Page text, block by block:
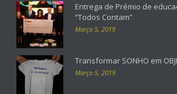
Entrega de Prémio de
“Todos Contam”
Março 5, 2019
Transformar SONHO em
Março 5, 2019